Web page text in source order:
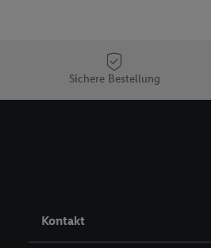
Sichere Bestellung
Kontakt